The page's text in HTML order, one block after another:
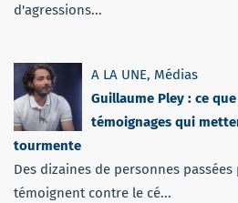
d'agressions...
A LA UNE, Médias
Guillaume Pley : ce
témoignages qui
tourmente
Des dizaines de personnes passées
témoignent contre le cé...